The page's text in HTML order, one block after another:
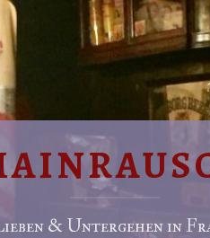
& Untergehen in